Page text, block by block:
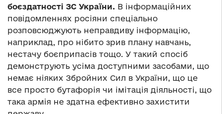
боєздатності ЗС України. В інформаційних
повідомленнях росіяни спеціально
розповсюджують неправдиву інформацію,
наприклад, про нібито зрив плану навчань,
нестачу боєприпасів тощо. У такий спосіб
демонструють усіма доступними засобами, що
немає ніяких Збройних Сил в України, що це
все просто бутафорія чи імітація діяльності, що
така армія не здатна ефективно захистити